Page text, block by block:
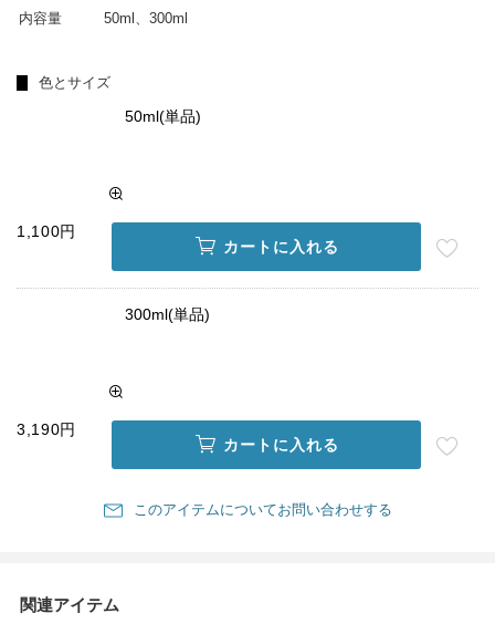
内容量 50ml、300ml
色とサイズ
50ml(単品)
1,100円
カートに入れる
300ml(単品)
3,190円
カートに入れる
このアイテムについてお問い合わせする
関連アイテム